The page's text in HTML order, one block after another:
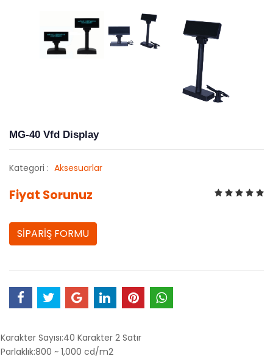
MG-40 Vfd Display
Kategori : Aksesuarlar
Fiyat Sorunuz
SİPARİŞ FORMU
Karakter Sayısı:40 Karakter 2 Satır
Parlaklık:800 ~ 1,000 cd/m2